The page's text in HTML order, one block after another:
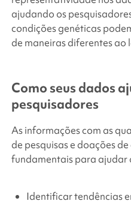
ajudando os
condições genéticas
de maneiras diferentes ao
Como seus dados
pesquisadores
As informações com as
de pesquisas e doações
fundamentais para ajudar
Identificar tendências